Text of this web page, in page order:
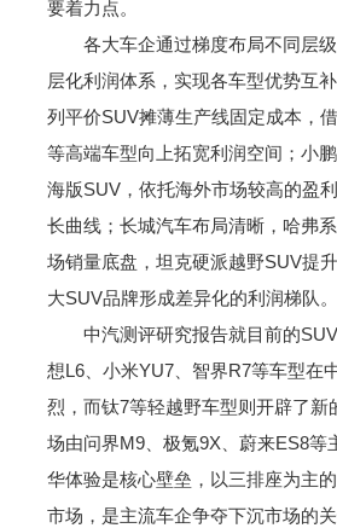
要着力点。
各大车企通过梯度布局不同层
层化利润体系，实现各车型优势互
列平价SUV摊薄生产线固定成本，
等高端车型向上拓宽利润空间；小
海版SUV，依托海外市场较高的盈
长曲线；长城汽车布局清晰，哈弗
场销量底盘，坦克硬派越野SUV提
大SUV品牌形成差异化的利润梯队。
中汽测评研究报告就目前的
想L6、小米YU7、智界R7等车型在
烈，而钛7等轻越野车型则开辟了新
场由问界M9、极氪9X、蔚来ES8等
华体验是核心壁垒，以三排座为主
市场，是主流车企争夺下沉市场的